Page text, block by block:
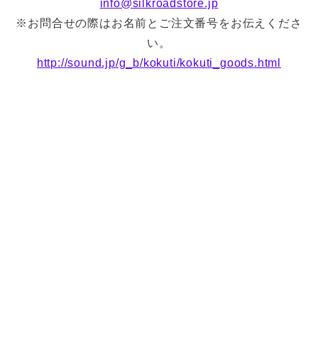
info@silkroadstore.jp
※お問合せの際はお名前とご注文番号をお伝えくださ
い。
http://sound.jp/g_b/kokuti/kokuti_goods.html